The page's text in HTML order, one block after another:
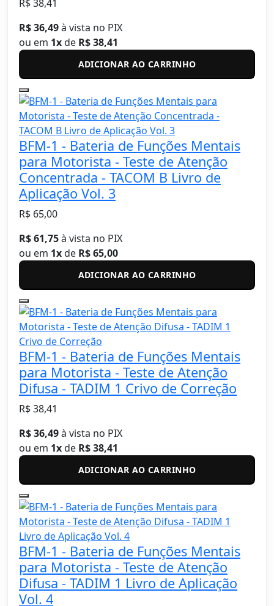
R$ 38,41
R$ 36,49à vista no PIX
ou em 1xde R$ 38,41
ADICIONAR AO CARRINHO
BFM-1 - Bateria de Funções Mentais
para Motorista - Teste de Atenção
Concentrada - TACOM B Livro de
Aplicação Vol. 3
R$ 65,00
R$ 61,75à vista no PIX
ou em 1xde R$ 65,00
ADICIONAR AO CARRINHO
BFM-1 - Bateria de Funções Mentais
para Motorista - Teste de Atenção
Difusa - TADIM 1 Crivo de Correção
R$ 38,41
R$ 36,49à vista no PIX
ou em 1xde R$ 38,41
ADICIONAR AO CARRINHO
BFM-1 - Bateria de Funções Mentais
para Motorista - Teste de Atenção
Difusa - TADIM 1 Livro de Aplicação
Vol. 4